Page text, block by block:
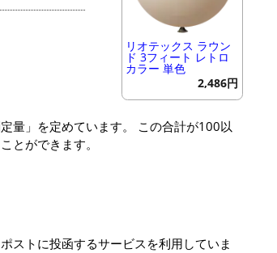
リオテックス ラウン
ド 3フィート レトロ
カラー 単色
2,486円
量」を定めています。 この合計が100以
とができます。
ストに投函するサービスを利用していま